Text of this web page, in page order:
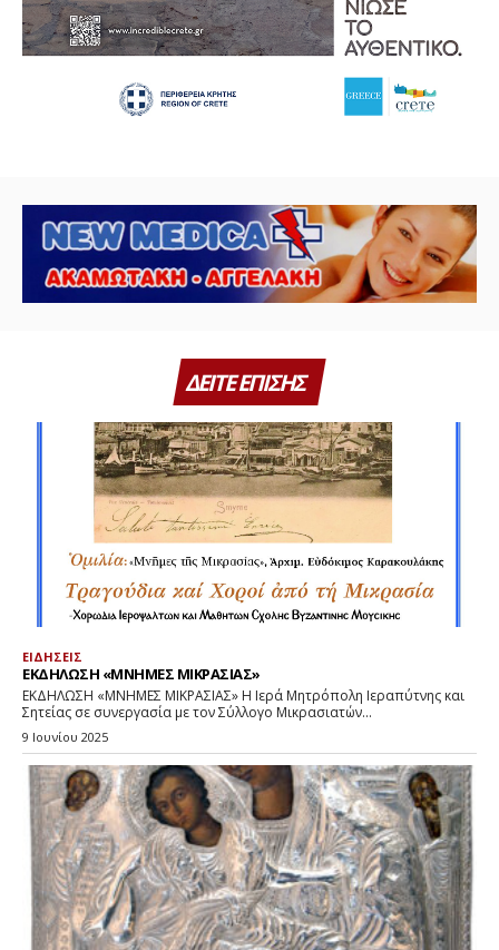
ΔΕΙΤΕ ΕΠΙΣΗΣ
ΕΙΔΗΣΕΙΣ
ΕΚΔΗΛΩΣΗ «ΜΝΗΜΕΣ ΜΙΚΡΑΣΙΑΣ»
ΕΚΔΗΛΩΣΗ «ΜΝΗΜΕΣ ΜΙΚΡΑΣΙΑΣ» Η Ιερά Μητρόπολη Ιεραπύτνης και
Σητείας σε συνεργασία με τον Σύλλογο Μικρασιατών...
9 Ιουνίου 2025